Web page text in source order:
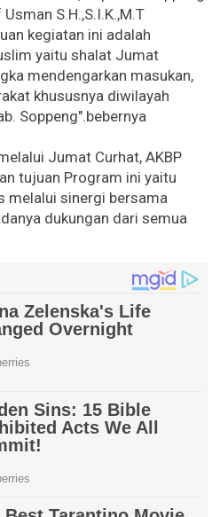
S.H.,S.I.K.,M.T
kegiatan ini adalah
yaitu shalat Jumat
mendengarkan masukan,
khususnya diwilayah
Soppeng".bebernya
Jumat Curhat, AKBP
tujuan Program ini yaitu
melalui sinergi bersama
dukungan dari semua